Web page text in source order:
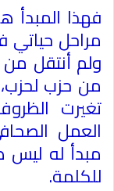
فهذا
مراحل حياتي
ولم أنتقل من
من حزب لحزب،
تغيرت
العمل
مبدأ له ليس
للكلمة.